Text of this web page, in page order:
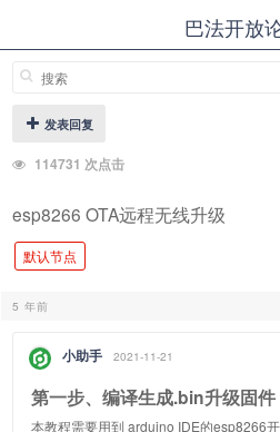
巴法开放
发表回复
114731 次点击
esp8266 OTA远程无线升级
默认节点
5 年前
小助手 2021-11-21
第一步、编译生成.bin升级固件
本教程需要用到 arduino IDE的esp8266